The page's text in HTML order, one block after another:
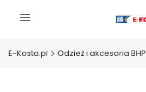
E-Kosta.pl Odzież i akcesoria BHP